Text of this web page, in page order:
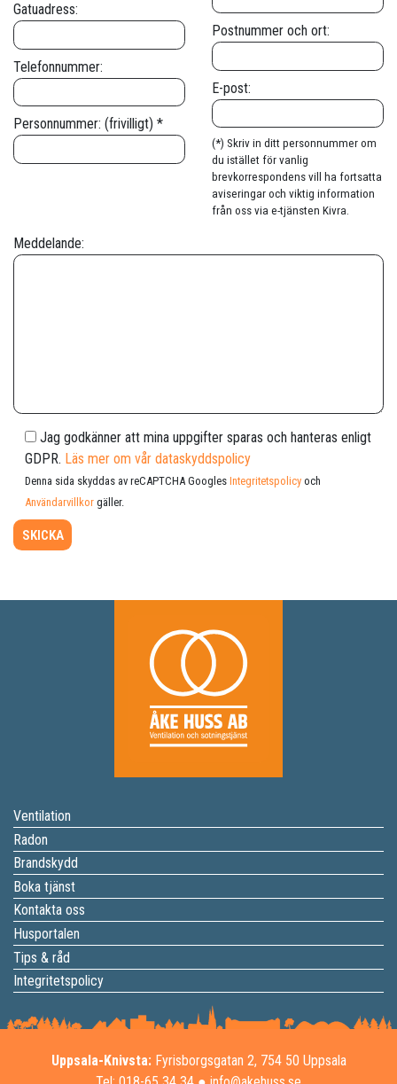
Gatuadress:
Telefonnummer:
Personnummer: (frivilligt) *
Postnummer och ort:
E-post:
(*) Skriv in ditt personnummer om
du istället för vanlig
brevkorrespondens vill ha fortsatta
aviseringar och viktig information
från oss via e-tjänsten Kivra.
Meddelande:
Jag godkänner att mina uppgifter sparas och hanteras enligt
GDPR. Läs mer om vår dataskyddspolicy
Denna sida skyddas av reCAPTCHA GooglesIntegritetspolicy och
Användarvillkor gäller.
Ventilation
Radon
Brandskydd
Boka tjänst
Kontakta oss
Husportalen
Tips & råd
Integritetspolicy
Uppsala-Knivsta:Fyrisborgsgatan 2, 754 50 Uppsala